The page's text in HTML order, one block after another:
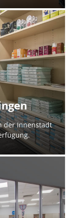
der Innenstadt